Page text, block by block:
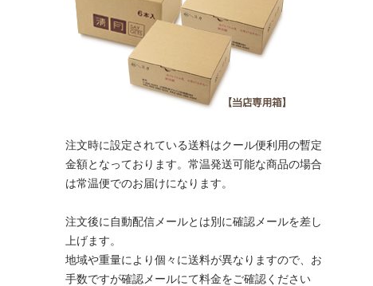
注文時に設定されている送料はクール便利用の暫定
金額となっております。常温発送可能な商品の場合
は常温便でのお届けになります。
注文後に自動配信メールとは別に確認メールを差し
上げます。
地域や重量により個々に送料が異なりますので、お
手数ですが確認メールにて料金をご確認ください